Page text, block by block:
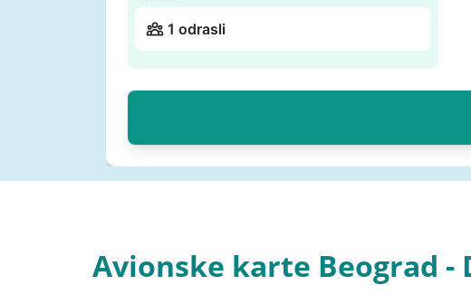
1 odrasli
Avionske karte Beograd -